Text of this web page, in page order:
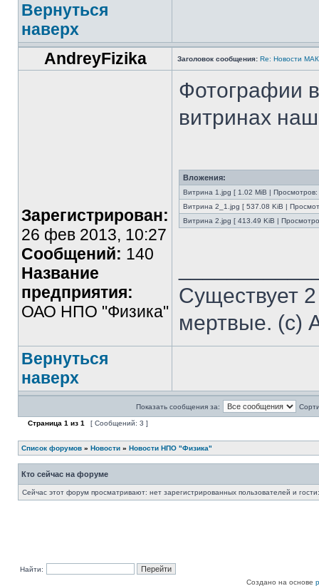
Вернуться
наверх
AndreyFizika
Заголовок сообщения: Re: Новости
Зарегистрирован:
26 фев 2013, 10:27
Сообщений: 140
Название
предприятия:
ОАО НПО "Физика"
Фотографии
витринах
Вложения:
Витрина 1.jpg [ 1.02 MiB |
Витрина 2_1.jpg [ 537.08 KiB |
Витрина 2.jpg [ 413.49 KiB |
Существует
мертвые. (с)
Вернуться
наверх
Показать сообщения за:
Страница 1 из 1 [ Сообщений: 3 ]
Список форумов » Новости » Новости НПО "Физика"
Кто сейчас на форуме
Сейчас этот форум просматривают: нет зарегистрированных пользователей и
Найти:
Создано на основе